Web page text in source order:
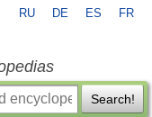
RU DE ES FR
Search!